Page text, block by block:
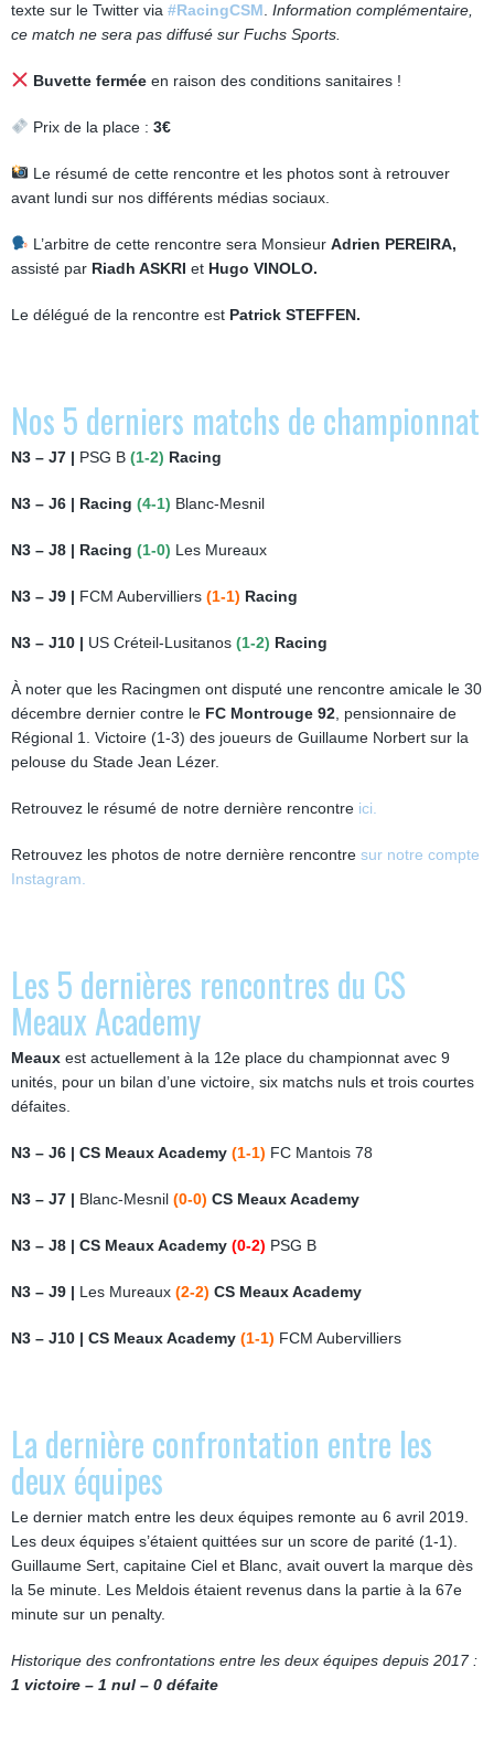
texte sur le Twitter via #RacingCSM Information complémentaire,
ce match ne sera pas diffusé sur Fuchs Sports.
Buvette ferméeen raison des conditions sanitaires !
Prix de la place : 3€
Le résumé de cette rencontre et les photos sont à retrouver
avant lundi sur nos différents médias sociaux.
L’arbitre de cette rencontre sera Monsieur Adrien PEREIRA,
assisté par Riadh ASKRI et Hugo VINOLO.
Le délégué de la rencontre est Patrick STEFFEN.
Nos 5 derniers matchs de championnat
N3 – J7 | PSG B (1-2) Racing
N3 – J6 | Racing (4-1) Blanc-Mesnil
N3 – J8 | Racing (1-0) Les Mureaux
N3 – J9 | FCM Aubervilliers (1-1) Racing
N3 – J10 | US Créteil-Lusitanos (1-2) Racing
À noter que les Racingmen ont disputé une rencontre amicale le 30
décembre dernier contre le FC Montrouge 92 , pensionnaire de
Régional 1. Victoire (1-3) des joueurs de Guillaume Norbert sur la
pelouse du Stade Jean Lézer.
Retrouvez le résumé de notre dernière rencontre ici.
Retrouvez les photos de notre dernière rencontre sur notre compte
Instagram.
Les 5 dernières rencontres du CS
Meaux Academy
Meaux est actuellement à la 12e place du championnat avec 9
unités, pour un bilan d’une victoire, six matchs nuls et trois courtes
défaites.
N3 – J6 | CS Meaux Academy (1-1) FC Mantois 78
N3 – J7 | Blanc-Mesnil (0-0) CS Meaux Academy
N3 – J8 | CS Meaux Academy (0-2) PSG B
N3 – J9 | Les Mureaux (2-2) CS Meaux Academy
N3 – J10 | CS Meaux Academy (1-1) FCM Aubervilliers
La dernière confrontation entre les
deux équipes
Le dernier match entre les deux équipes remonte au 6 avril 2019.
Les deux équipes s’étaient quittées sur un score de parité (1-1).
Guillaume Sert, capitaine Ciel et Blanc, avait ouvert la marque dès
la 5e minute. Les Meldois étaient revenus dans la partie à la 67e
minute sur un penalty.
Historique des confrontations entre les deux équipes depuis 2017 :
1 victoire – 1 nul – 0 défaite